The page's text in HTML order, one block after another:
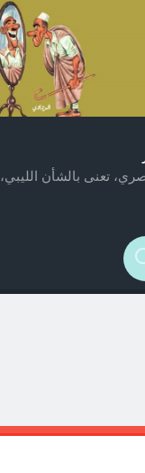
تعنى بالشأن الليبي،